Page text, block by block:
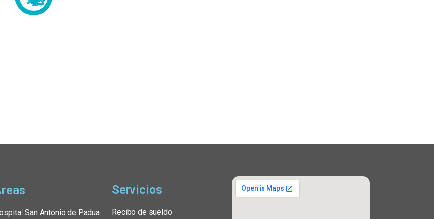
San Antonio de Padua
Servicios
Recibo de sueldo